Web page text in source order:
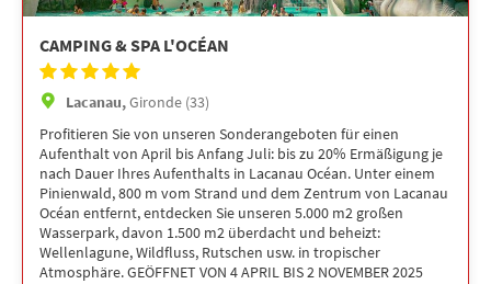
CAMPING & SPA L'OCÉAN
Lacanau,Gironde (33)
Profitieren Sie von unseren Sonderangeboten für einen
Aufenthalt von April bis Anfang Juli: bis zu 20% Ermäßigung je
nach Dauer Ihres Aufenthalts in Lacanau Océan. Unter einem
Pinienwald, 800 m vom Strand und dem Zentrum von Lacanau
Océan entfernt, entdecken Sie unseren 5.000 m2 großen
Wasserpark, davon 1.500 m2 überdacht und beheizt:
Wellenlagune, Wildfluss, Rutschen usw. in tropischer
Atmosphäre. GEÖFFNET VON 4 APRIL BIS 2 NOVEMBER 2025